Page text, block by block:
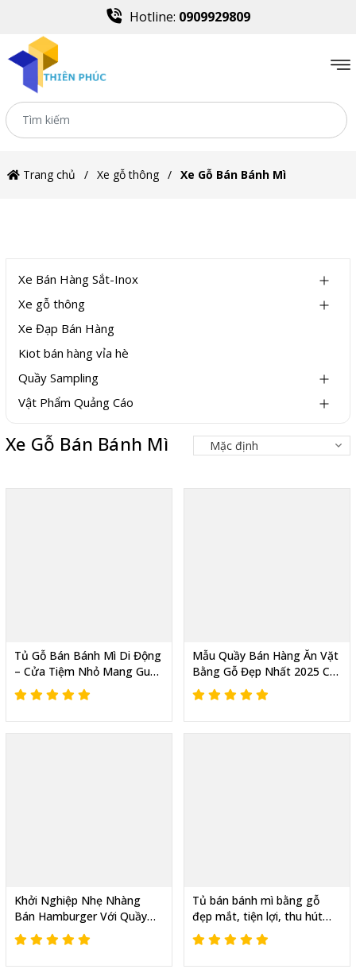
Hotline: 0909929809
Trang chủ Xe gỗ thông Xe Gỗ Bán Bánh Mì
Xe Bán Hàng Sắt-Inox
Xe gỗ thông
Xe Đạp Bán Hàng
Kiot bán hàng vỉa hè
Quầy Sampling
Vật Phẩm Quảng Cáo
Xe Gỗ Bán Bánh Mì
Tủ Gỗ Bán Bánh Mì Di Động
– Cửa Tiệm Nhỏ Mang Gu
Riêng Của Bạn
Mẫu Quầy Bán Hàng Ăn Vặt
Bằng Gỗ Đẹp Nhất 2025 Có
Bánh Xe Dễ Di Chuyển
Khởi Nghiệp Nhẹ Nhàng
Bán Hamburger Với Quầy
Gỗ Bán Bánh Mì Di Động
Tủ bán bánh mì bằng gỗ
đẹp mắt, tiện lợi, thu hút
khách hàng